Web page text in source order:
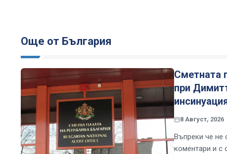
Още от България
Сметната
при
8 Август, 2026
Въпреки че не
коментари и с